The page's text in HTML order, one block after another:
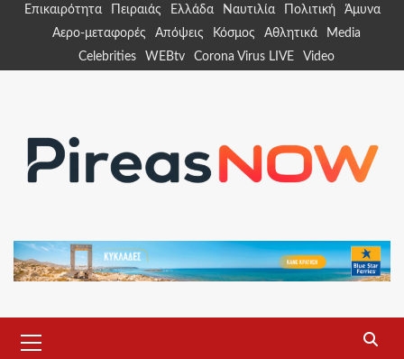
Επικαιρότητα Πειραιάς Ελλάδα Ναυτιλία Πολιτική
Άμυνα
Αερο-μεταφορές
Απόψεις Κόσμος Αθλητικά
Media
Celebrities
WEBtv Corona Virus LIVE Video
Menu